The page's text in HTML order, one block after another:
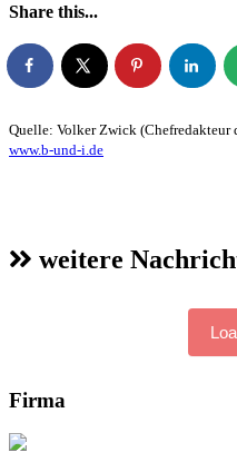
Share this...
Quelle: Volker Zwick (Chefredakteur
www.b-und-i.de
weitere
Firma